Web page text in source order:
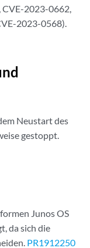
CVE-2023-0662,
2023-0568).
Neustart des
gestoppt.
Junos OS
da sich die
PR1912250